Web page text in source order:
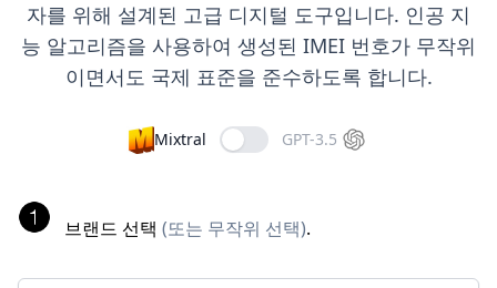
자를 위해 설계된 고급 디지털 도구입니다. 인공 지
능 알고리즘을 사용하여 생성된 IMEI 번호가 무작위
이면서도 국제 표준을 준수하도록 합니다.
Mixtral GPT-3.5
브랜드 선택 (또는 무작위 선택).